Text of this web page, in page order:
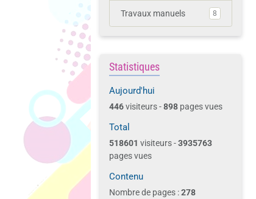
Travaux manuels 8
Statistiques
Aujourd'hui
446visiteurs -898 pages vues
Total
518601 visiteurs -3935763
pages vues
Contenu
Nombre de pages :278